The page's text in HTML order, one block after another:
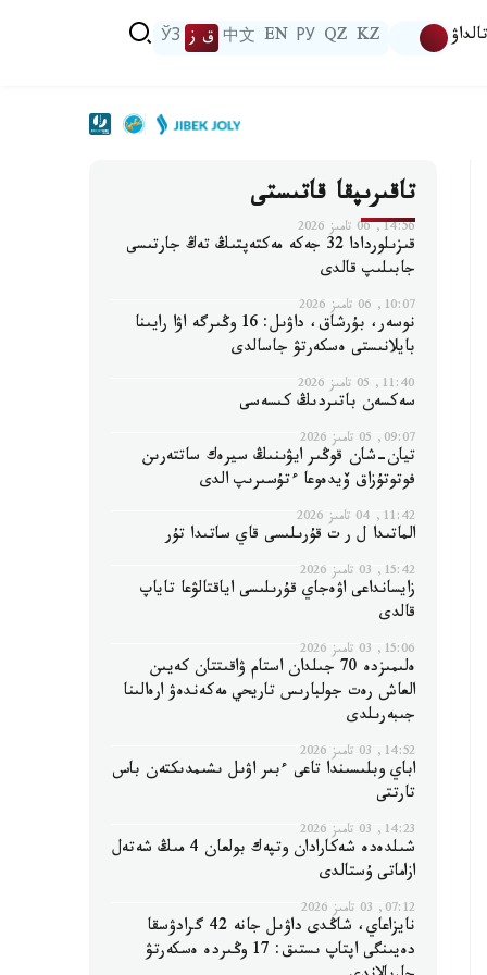
تالداۋ KZ
QZ
РУ
EN
中文 ق ز ЎЗ
تاقىرىپقا قاتىستى
14:56, 06 تامىز 2026
قىزىلوردادا 32 جەكە مەكتەپتىڭ تەڭ جارتىسى
جابىلىپ قالدى
10:07, 06 تامىز 2026
نوسەر، بۇرشاق، داۋىل: 16 وڭىرگە اۋا رايىنا
بايلانىستى ەسكەرتۋ جاسالدى
11:40, 05 تامىز 2026
سەكسەن باتىردىڭ كىسەسى
09:07, 05 تامىز 2026
تيان-شان قوڭىر ايۋىنىڭ سيرەك ساتتەرىن
فوتوتۇزاق ۆيدەوعا ءتۇسىرىپ الدى
11:42, 04 تامىز 2026
الماتىدا ل ر ت قۇرىلىسى قاي ساتىدا تۇر
15:42, 03 تامىز 2026
زايسانداعى اۋەجاي قۇرىلىسى اياقتالۋعا تاياپ
قالدى
15:06, 03 تامىز 2026
ەلىمىزدە 70 جىلدان استام ۋاقىتتان كەيىن
العاش رەت جولبارىس تاريحي مەكەندەۋ ارەالىنا
جىبەرىلدى
14:52, 03 تامىز 2026
اباي وبلىسىندا تاعى ءبىر اۋىل ىشىمدىكتەن باس
تارتتى
14:23, 03 تامىز 2026
شىلدەدە شەكارادان وتپەك بولعان 4 مىڭ شەتەل
ازاماتى ۇستالدى
07:12, 03 تامىز 2026
نايزاعاي، شاڭدى داۋىل جانە 42 گرادۋسقا
دەيىنگى اپتاپ ىستىق: 17 وڭىردە ەسكەرتۋ